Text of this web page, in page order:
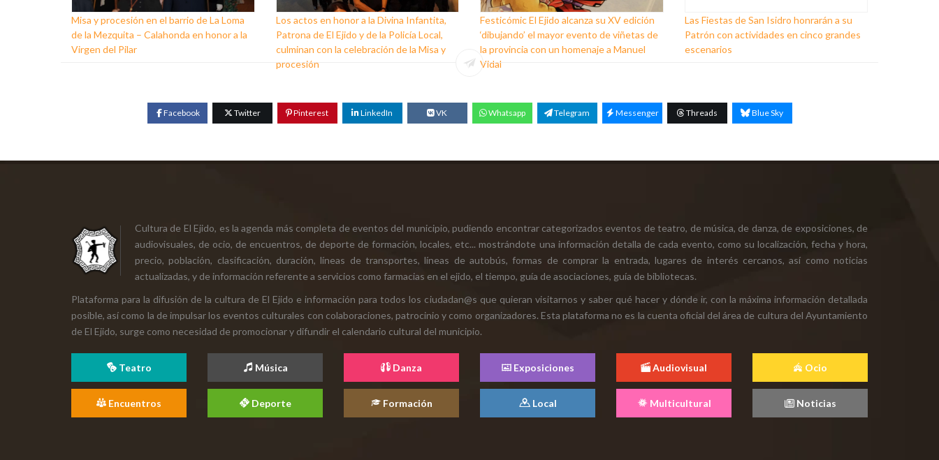
Misa y procesión en el barrio de La Loma
de la Mezquita – Calahonda en honor a la
Virgen del Pilar
Los actos en honor a la Divina Infantita,
Patrona de El Ejido y de la Policía Local,
culminan con la celebración de la Misa y
procesión
Festicómic El Ejido alcanza su XV edición
‘dibujando’ el mayor evento de viñetas de
la provincia con un homenaje a Manuel
Vidal
Las Fiestas de San Isidro honrarán a su
Patrón con actividades en cinco grandes
escenarios
Facebook Twitter Pinterest LinkedIn VK Whatsapp Telegram Messenger Threads Blue Sky
Cultura de El Ejido, es la agenda más completa de eventos del municipio, pudiendo encontrar categorizados eventos de teatro, de música, de danza, de exposiciones, de
audiovisuales, de ocio, de encuentros, de deporte de formación, locales, etc... mostrándote una información detalla de cada evento, como su localización, fecha y hora,
precio, población, clasificación, duración, líneas de transportes, líneas de autobús, formas de comprar la entrada, lugares de interés cercanos, así como noticias
actualizadas, y de información referente a servicios como farmacias en el ejido, el tiempo, guía de asociaciones, guía de bibliotecas.
Plataforma para la difusión de la cultura de El Ejido e información para todos los ciudadan@s que quieran visitarnos y saber qué hacer y dónde ir, con la máxima información detallada
posible, así como la de impulsar los eventos culturales con colaboraciones, patrocinio y como organizadores. Esta plataforma no es la cuenta oficial del área de cultura del Ayuntamiento
de El Ejido, surge como necesidad de promocionar y difundir el calendario cultural del municipio.
Teatro Música Danza Exposiciones Audiovisual Ocio
Encuentros Deporte Formación Local Multicultural Noticias